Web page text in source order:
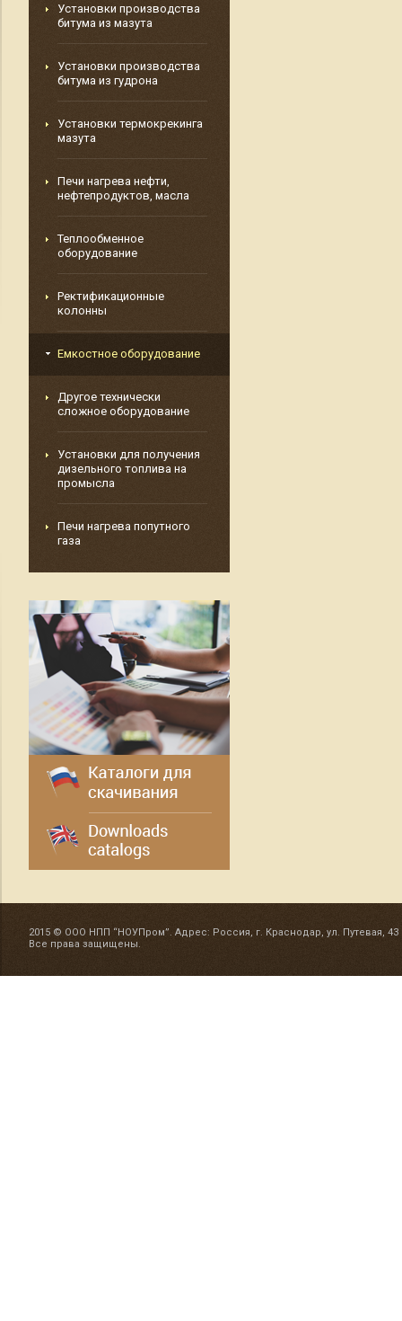
Установки производства
битума из мазута
Установки производства
битума из гудрона
Установки термокрекинга
мазута
Печи нагрева нефти,
нефтепродуктов, масла
Теплообменное
оборудование
Ректификационные
колонны
Емкостное оборудование
Другое технически
сложное оборудование
Установки для получения
дизельного топлива на
промысла
Печи нагрева попутного
газа
2015 © ООО НПП “НОУПром”. Адрес: Россия, г. Краснодар, ул. Путевая, 43
Все права защищены.